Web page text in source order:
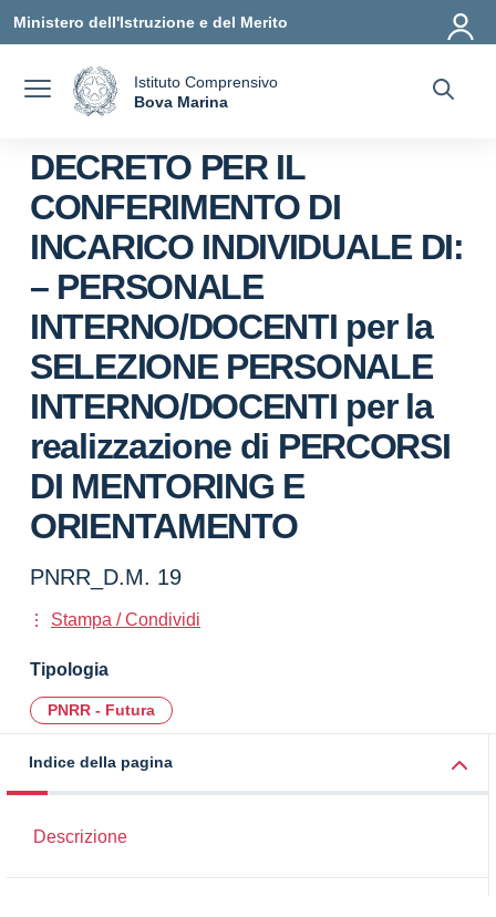
Ministero dell'Istruzione e del Merito
Istituto Comprensivo
Bova Marina
DECRETO PER IL
CONFERIMENTO DI
INCARICO INDIVIDUALE DI:
– PERSONALE
INTERNO/DOCENTI per la
SELEZIONE PERSONALE
INTERNO/DOCENTI per la
realizzazione di PERCORSI
DI MENTORING E
ORIENTAMENTO
PNRR_D.M. 19
Stampa / Condividi
Tipologia
PNRR - Futura
Indice della pagina
Descrizione